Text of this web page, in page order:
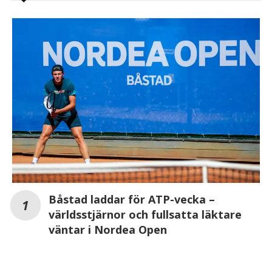
Båstad laddar för ATP-vecka –
världsstjärnor och fullsatta läktare
väntar i Nordea Open